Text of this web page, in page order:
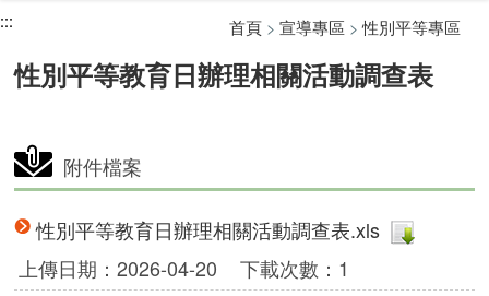
:::
:::
性別平等教育日辦理相關活動調查表
首頁> 宣導專區 >性別平等專區
附件檔案
性別平等教育日辦理相關活動調查表.xls
上傳日期：2026-04-20
下載次數：1